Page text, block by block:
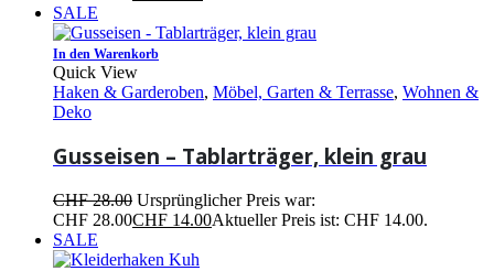
SALE
In den Warenkorb
Quick View
Haken & Garderoben, Möbel, Garten & Terrasse, Wohnen &
Deko
Gusseisen – Tablarträger, klein grau
CHF28.00 Ursprünglicher Preis war:
CHF 28.00CHF 14.00Aktueller Preis ist: CHF 14.00.
SALE